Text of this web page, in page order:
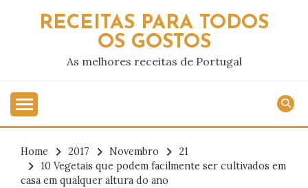
RECEITAS PARA TODOS
OS GOSTOS
As melhores receitas de Portugal
Home 2017 Novembro
21
10 Vegetais que podem facilmente ser cultivados em
casa em qualquer altura do ano